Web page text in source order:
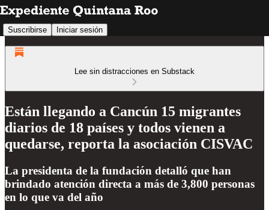
Suscribirse Iniciar sesión
Lee sin distracciones en Substack
Están llegando a Cancún 15 migrantes
diarios de 18 países y todos vienen a
quedarse, reporta la asociación CISVAC
La presidenta de la fundación detalló que han
brindado atención directa a más de 3,800 personas
en lo que va del año